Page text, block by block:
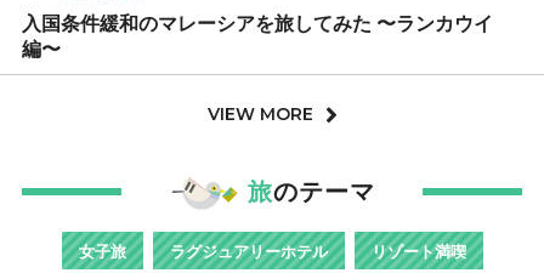
入国条件緩和のマレーシアを旅してみた 〜ランカウイ
編〜
VIEW MORE
旅のテーマ
女子旅 ラグジュアリーホテル リゾート満喫